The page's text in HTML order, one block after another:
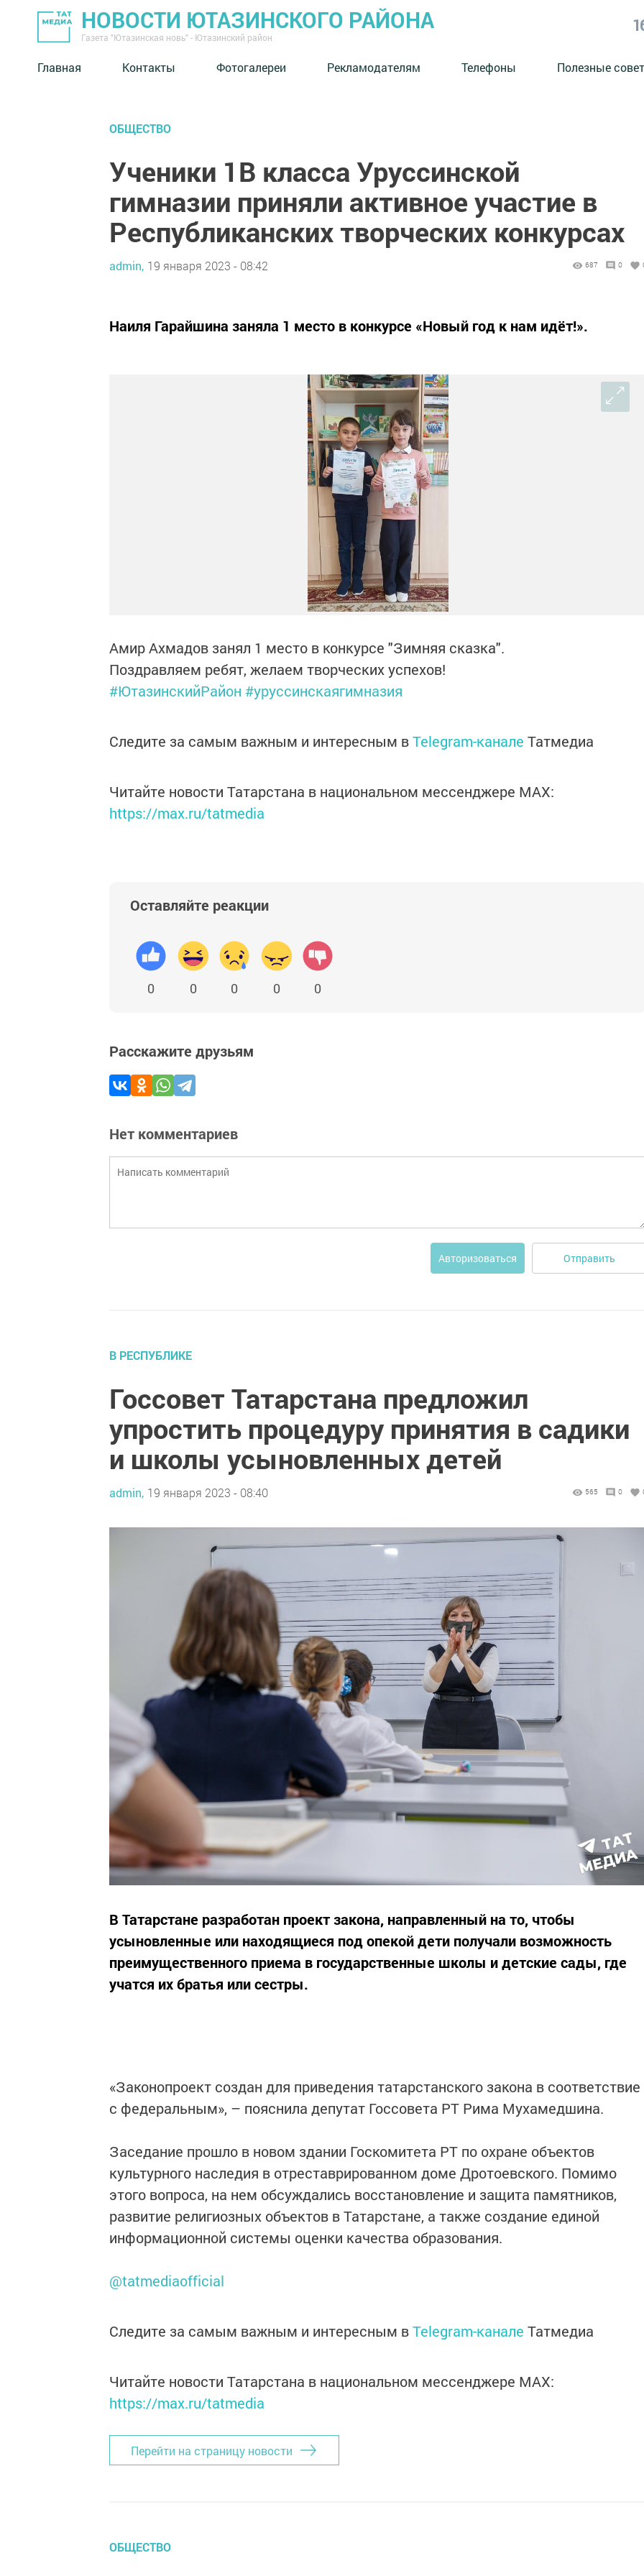
НОВОСТИ ЮТАЗИНСКОГО РАЙОНА
Газета "Ютазинская новь" - Ютазинский район
Главная Контакты Фотогалереи Рекламодателям Телефоны Полезные
ОБЩЕСТВО
Ученики 1В класса Уруссинской
гимназии приняли активное участие в
Республиканских творческих конкурсах
admin, 19 января 2023 - 08:42 687 0
Наиля Гарайшина заняла 1 место в конкурсе «Новый год к нам идёт!».
Амир Ахмадов занял 1 место в конкурсе "Зимняя сказка".
Поздравляем ребят, желаем творческих успехов!
#ЮтазинскийРайон #уруссинскаягимназия
Следите за самым важным и интересным вTelegram-канале Татмедиа
Читайте новости Татарстана в национальном мессенджере MАХ:
https://max.ru/tatmedia
Оставляйте реакции
0 0 0 0 0
Расскажите друзьям
Нет комментариев
Авторизоваться Отправить
В РЕСПУБЛИКЕ
Госсовет Татарстана предложил
упростить процедуру принятия в садики
и школы усыновленных детей
admin, 19 января 2023 - 08:40 565 0
В Татарстане разработан проект закона, направленный на то, чтобы
усыновленные или находящиеся под опекой дети получали возможность
преимущественного приема в государственные школы и детские сады, где
учатся их братья или сестры.
«Законопроект создан для приведения татарстанского закона в соответствие
с федеральным», – пояснила депутат Госсовета РТ Рима Мухамедшина.
Заседание прошло в новом здании Госкомитета РТ по охране объектов
культурного наследия в отреставрированном доме Дротоевского. Помимо
этого вопроса, на нем обсуждались восстановление и защита памятников,
развитие религиозных объектов в Татарстане, а также создание единой
информационной системы оценки качества образования.
@tatmediaofficial
Следите за самым важным и интересным вTelegram-канале Татмедиа
Читайте новости Татарстана в национальном мессенджере MАХ:
https://max.ru/tatmedia
Перейти на страницу новости
ОБЩЕСТВО